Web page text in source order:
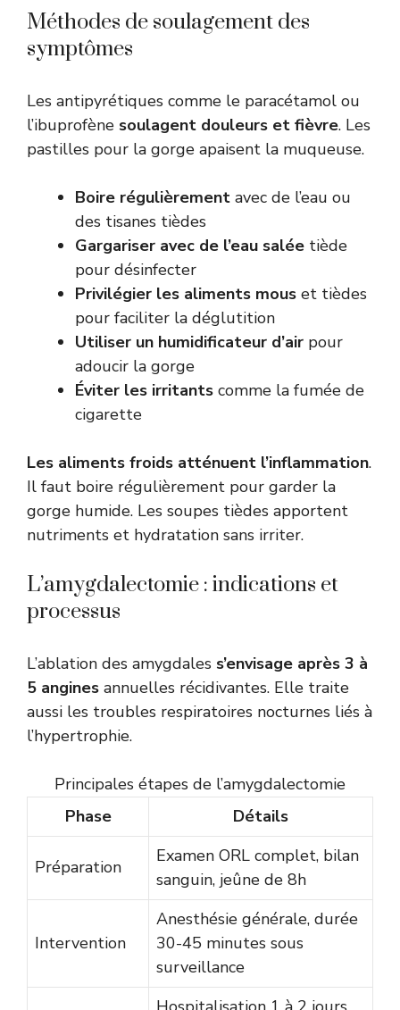
Méthodes de soulagement des
symptômes
Les antipyrétiques comme le paracétamol ou
l’ibuprofène soulagent douleurs et fièvre. Les
pastilles pour la gorge apaisent la muqueuse.
Boire régulièrement avec de l’eau ou
des tisanes tièdes
Gargariser avec de l’eau salée tiède
pour désinfecter
Privilégier les aliments mous et tièdes
pour faciliter la déglutition
Utiliser un humidificateur d’air pour
adoucir la gorge
Éviter les irritants comme la fumée de
cigarette
Les aliments froids atténuent l’inflammation.
Il faut boire régulièrement pour garder la
gorge humide. Les soupes tièdes apportent
nutriments et hydratation sans irriter.
L’amygdalectomie : indications et
processus
L’ablation des amygdales s’envisage après 3 à
5 angines annuelles récidivantes. Elle traite
aussi les troubles respiratoires nocturnes liés à
l’hypertrophie.
Principales étapes de l’amygdalectomie
Phase
Détails
Préparation
Examen ORL complet, bilan
sanguin, jeûne de 8h
Intervention
Anesthésie générale, durée
30-45 minutes sous
surveillance